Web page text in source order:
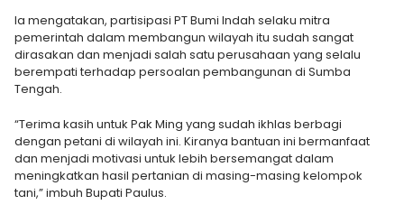
Ia mengatakan, partisipasi PT Bumi Indah selaku mitra
pemerintah dalam membangun wilayah itu sudah sangat
dirasakan dan menjadi salah satu perusahaan yang selalu
berempati terhadap persoalan pembangunan di Sumba
Tengah.
“Terima kasih untuk Pak Ming yang sudah ikhlas berbagi
dengan petani di wilayah ini. Kiranya bantuan ini bermanfaat
dan menjadi motivasi untuk lebih bersemangat dalam
meningkatkan hasil pertanian di masing-masing kelompok
tani,” imbuh Bupati Paulus.